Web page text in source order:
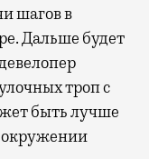
шагов в
Дальше будет
троп с
быть лучше
окружении